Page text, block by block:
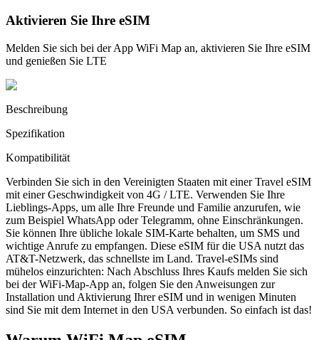
Aktivieren Sie Ihre eSIM
Melden Sie sich bei der App WiFi Map an, aktivieren Sie Ihre eSIM
und genießen Sie LTE
Beschreibung
Spezifikation
Kompatibilität
Verbinden Sie sich in den Vereinigten Staaten mit einer Travel eSIM
mit einer Geschwindigkeit von 4G / LTE. Verwenden Sie Ihre
Lieblings-Apps, um alle Ihre Freunde und Familie anzurufen, wie
zum Beispiel WhatsApp oder Telegramm, ohne Einschränkungen.
Sie können Ihre übliche lokale SIM-Karte behalten, um SMS und
wichtige Anrufe zu empfangen. Diese eSIM für die USA nutzt das
AT&T-Netzwerk, das schnellste im Land. Travel-eSIMs sind
mühelos einzurichten: Nach Abschluss Ihres Kaufs melden Sie sich
bei der WiFi-Map-App an, folgen Sie den Anweisungen zur
Installation und Aktivierung Ihrer eSIM und in wenigen Minuten
sind Sie mit dem Internet in den USA verbunden. So einfach ist das!